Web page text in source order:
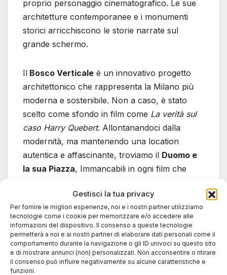
Gestisci la tua privacy
Per fornire le migliori esperienze, noi e i nostri partner utilizziamo
tecnologie come i cookie per memorizzare e/o accedere alle
informazioni del dispositivo. Il consenso a queste tecnologie
permetterà a noi e ai nostri partner di elaborare dati personali come il
comportamento durante la navigazione o gli ID univoci su questo sito
e di mostrare annunci (non) personalizzati. Non acconsentire o ritirare
il consenso può influire negativamente su alcune caratteristiche e
funzioni.
proprio personaggio cinematografico. Le sue
architetture contemporanee e i monumenti
storici arricchiscono le storie narrate sul
grande schermo.
Il Bosco Verticale è un innovativo progetto
architettonico che rappresenta la Milano più
moderna e sostenibile. Non a caso, è stato
scelto come sfondo in film come La verità sul
caso Harry Quebert. Allontanandoci dalla
modernità, ma mantenendo una location
autentica e affascinante, troviamo il Duomo e
la sua Piazza, Immancabili in ogni film che
eleganza senza tempo, appaiono in titoli
comeIl capitale umanoe A casa nostra. Per
finire, con il loro fascino bohemien e la vivace
vita notturna, abbiamo i Navigli, spesso scelti
per raccontare storie di amore e crescita
personale. Tra i film ambientati qui